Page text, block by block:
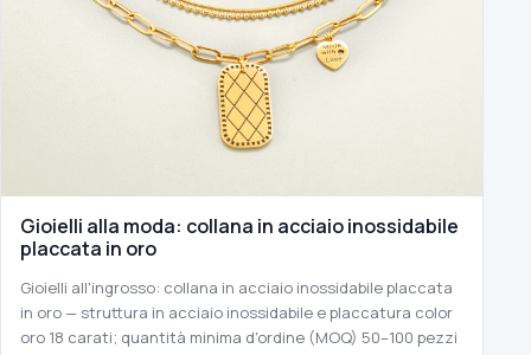
Gioielli alla moda: collana in acciaio inossidabile
placcata in oro
Gioielli all'ingrosso: collana in acciaio inossidabile placcata
in oro — struttura in acciaio inossidabile e placcatura color
oro 18 carati; quantità minima d'ordine (MOQ) 50–100 pezzi